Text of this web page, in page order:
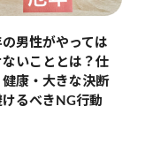
男性がやっては
ないこととは？仕
健康・大きな決断
けるべきNG行動